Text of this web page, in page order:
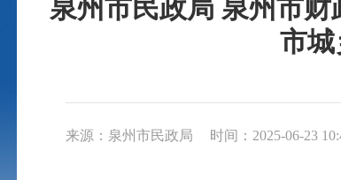
泉州市民政局 泉州市
市
来源：泉州市民政局 时间：2025-06-23